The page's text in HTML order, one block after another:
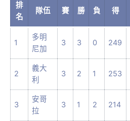
排
名
隊伍 賽 勝 負 得
1
多明
尼加
3 3 0 249
2
義大
利
3 2 1 253
3
安哥
拉
3 1 2 214